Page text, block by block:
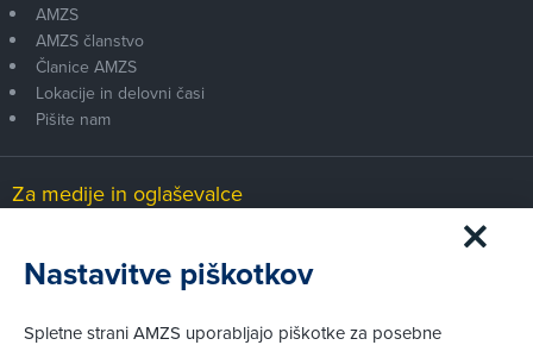
AMZS
AMZS članstvo
Članice AMZS
Lokacije in delovni časi
Pišite nam
Za medije in oglaševalce
Nastavitve piškotkov
Spletne strani AMZS uporabljajo piškotke za posebne